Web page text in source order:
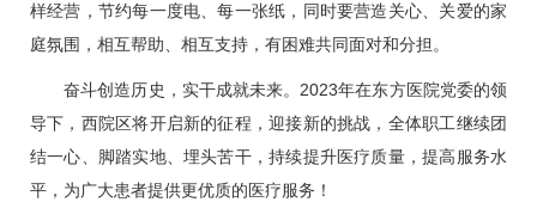
样经营，节约每一度电、每一张纸，同时要营造关心、关爱的家
庭氛围，相互帮助、相互支持，有困难共同面对和分担。
奋斗创造历史，实干成就未来。2023年在东方医院党委的领
导下，西院区将开启新的征程，迎接新的挑战，全体职工继续团
结一心、脚踏实地、埋头苦干，持续提升医疗质量，提高服务水
平，为广大患者提供更优质的医疗服务！